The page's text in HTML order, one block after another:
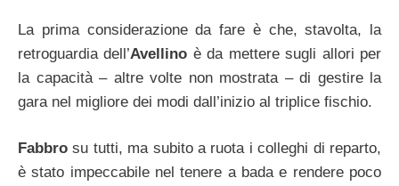
La prima considerazione da fare è che, stavolta, la
retroguardia dell’Avellino è da mettere sugli allori per
la capacità – altre volte non mostrata – di gestire la
gara nel migliore dei modi dall’inizio al triplice fischio.
Fabbro su tutti, ma subito a ruota i colleghi di reparto,
è stato impeccabile nel tenere a bada e rendere poco